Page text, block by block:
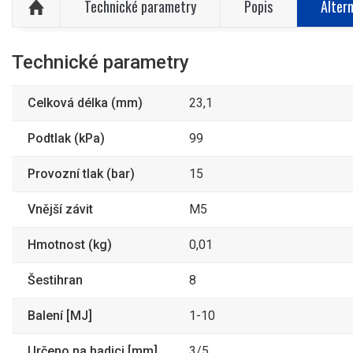
Technické parametry Popis
Technické parametry
Celková délka (mm) 23,1
Podtlak (kPa) 99
Provozní tlak (bar) 15
Vnější závit M5
Hmotnost (kg) 0,01
Šestihran 8
Balení [MJ] 1-10